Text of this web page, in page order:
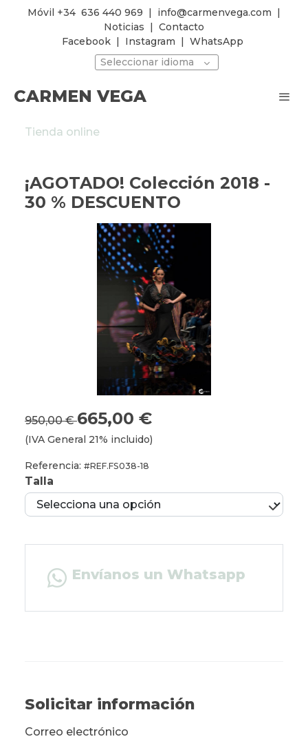
Móvil +34 636 440 969 | info@carmenvega.com |
Noticias | Contacto
Facebook | Instagram | WhatsApp
Seleccionar idioma
CARMEN VEGA
Tienda online
¡AGOTADO! Colección 2018 -
30 % DESCUENTO
950,00 €665,00 €
(IVA General 21% incluido)
Referencia: #REF.FS038-18
Talla
Envíanos un Whatsapp
Solicitar información
Correo electrónico